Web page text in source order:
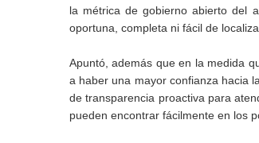
la métrica de gobierno abierto del
oportuna, completa ni fácil de
Apuntó, además que en la medida
a haber una mayor confianza hacia
de transparencia proactiva para
pueden encontrar fácilmente en los